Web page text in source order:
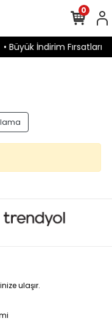
• Büyük İndirim Fırsatları
0
ulaşır.